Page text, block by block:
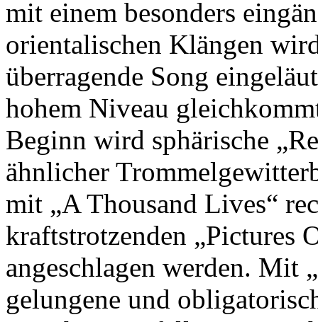
mit einem besonders
orientalischen Klängen
überragende Song
hohem Niveau
Beginn wird sphärische
ähnlicher
mit „A Thousand Lives“
kraftstrotzenden „Pictures
angeschlagen werden. Mit
gelungene und